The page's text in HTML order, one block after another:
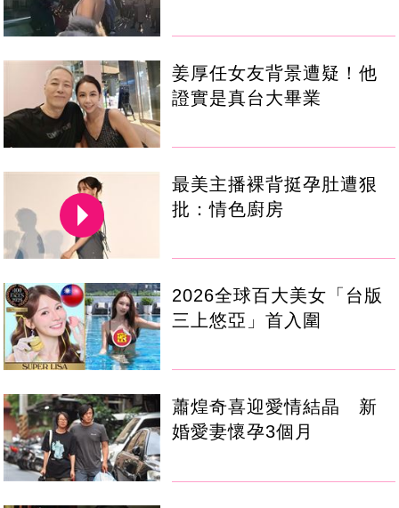
姜厚任女友背景遭疑！他
證實是真台大畢業
最美主播裸背挺孕肚遭狠
批：情色廚房
2026全球百大美女「台版
三上悠亞」首入圍
蕭煌奇喜迎愛情結晶 新
婚愛妻懷孕3個月